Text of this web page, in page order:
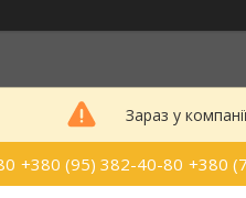
Зараз у
+380 (95) 382-40-80 +380